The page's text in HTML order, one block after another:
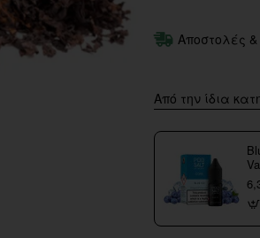
Αποστολές
Από την ίδια